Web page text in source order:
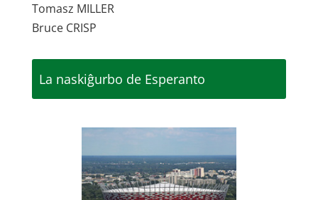
Tomasz MILLER
Bruce CRISP
La naskiĝurbo de Esperanto